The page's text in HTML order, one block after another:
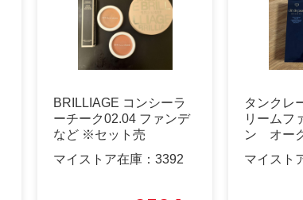
BRILLIAGE コンシーラ
ーチーク02.04 ファンデ
など ※セット売
マイストア在庫： 3392
タンクレ
リームフ
ン オー
マイスト